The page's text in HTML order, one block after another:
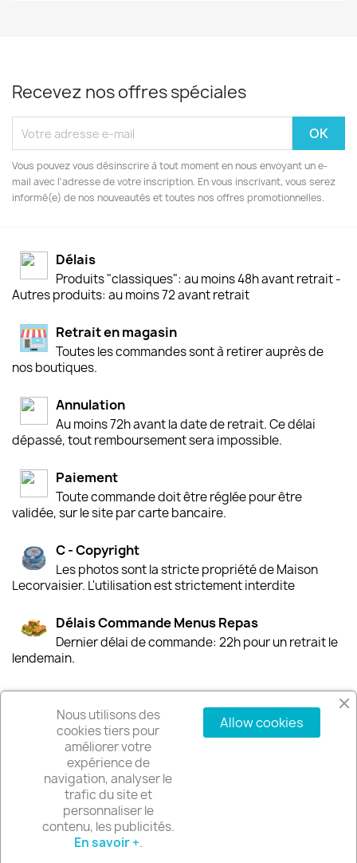
Recevez nos offres spéciales
Vous pouvez vous désinscrire à tout moment en nous envoyant un e-
mail avec l'adresse de votre inscription. En vous inscrivant, vous serez
informé(e) de nos nouveautés et toutes nos offres promotionnelles.
Délais
Produits "classiques": au moins 48h avant retrait -
Autres produits: au moins 72 avant retrait
Retrait en magasin
Toutes les commandes sont à retirer auprès de
nos boutiques.
Annulation
Au moins 72h avant la date de retrait. Ce délai
dépassé, tout remboursement sera impossible.
Paiement
Toute commande doit être réglée pour être
validée, sur le site par carte bancaire.
C - Copyright
Les photos sont la stricte propriété de Maison
Lecorvaisier. L'utilisation est strictement interdite
Délais Commande Menus Repas
Dernier délai de commande: 22h pour un retrait le
lendemain.
PRODUITS
NOTRE SOCIÉTÉ
VOTRE COMPTE
INFORMATIONS
Nous utilisons des
cookies tiers pour
améliorer votre
expérience de
navigation, analyser le
trafic du site et
personnaliser le
contenu, les publicités.
En savoir +.
Allow cookies